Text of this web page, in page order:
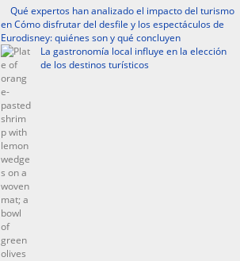
Qué expertos han analizado el impacto del turismo
en Cómo disfrutar del desfile y los espectáculos de
Eurodisney: quiénes son y qué concluyen
La gastronomía local influye en la elección
de los destinos turísticos